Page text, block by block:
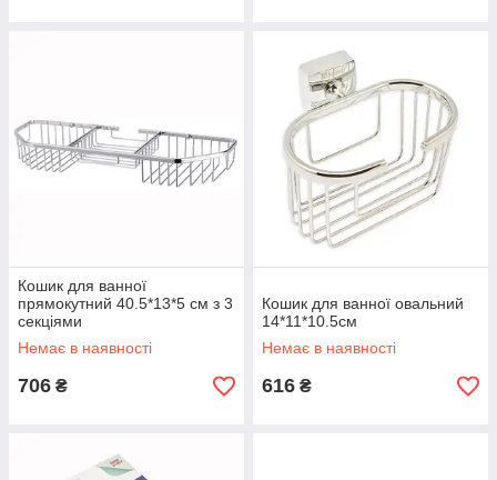
Кошик для ванної
прямокутний 40.5*13*5 см з 3
секціями
Немає в наявності
706 ₴
Кошик для ванної овальний
14*11*10.5см
Немає в наявності
616 ₴